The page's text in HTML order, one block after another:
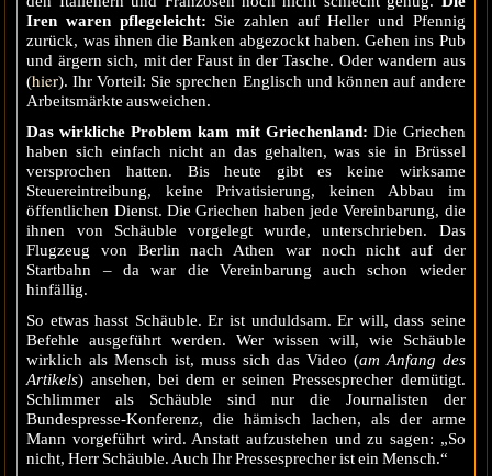
Iren waren pflegeleicht: Sie zahlen auf Heller und Pfennig
zurück, was ihnen die Banken abgezockt haben. Gehen ins Pub
und ärgern sich, mit der Faust in der Tasche. Oder wandern aus
(hier). Ihr Vorteil: Sie sprechen Englisch und können auf andere
Arbeitsmärkte ausweichen.
Das wirkliche Problem kam mit Griechenland: Die Griechen
haben sich einfach nicht an das gehalten, was sie in Brüssel
versprochen hatten. Bis heute gibt es keine wirksame
Steuereintreibung, keine Privatisierung, keinen Abbau im
öffentlichen Dienst. Die Griechen haben jede Vereinbarung, die
ihnen von Schäuble vorgelegt wurde, unterschrieben. Das
Flugzeug von Berlin nach Athen war noch nicht auf der
Startbahn – da war die Vereinbarung auch schon wieder
hinfällig.
So etwas hasst Schäuble. Er ist unduldsam. Er will, dass seine
Befehle ausgeführt werden. Wer wissen will, wie Schäuble
wirklich als Mensch ist, muss sich das Video (am Anfang des
Artikels) ansehen, bei dem er seinen Pressesprecher demütigt.
Schlimmer als Schäuble sind nur die Journalisten der
Bundespresse-Konferenz, die hämisch lachen, als der arme
Mann vorgeführt wird. Anstatt aufzustehen und zu sagen: „So
nicht, Herr Schäuble. Auch Ihr Pressesprecher ist ein Mensch.“